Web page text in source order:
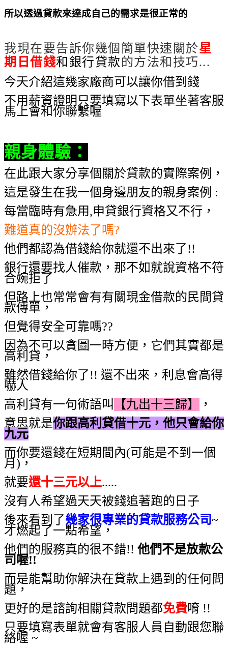
所以透過貸款來達成自己的需求是很正常的
我現在要告訴你幾個簡單快速關於星
期日借錢和銀行貸款的方法和技巧...
今天介紹這幾家廠商可以讓你借到錢
不用薪資證明只要填寫以下表單坐著客服
馬上會和你聯繫喔
親身體驗 ：
在此跟大家分享個關於貸款的實際案例，
這是發生在我一個身邊朋友的親身案例 :
每當臨時有急用,申貸銀行資格又不行，
難道真的沒辦法了嗎?
他們都認為借錢給你就還不出來了!!
銀行還要找人催款，那不如就說資格不符
合婉拒了
但路上也常常會有有關現金借款的民間貸
款傳單，
但覺得安全可靠嗎??
因為不可以貪圖一時方便，它們其實都是
高利貸，
雖然借錢給你了!! 還不出來，利息會高得
嚇人
高利貸有一句術語叫
【九出十三歸】
，
意思就是你跟高利貸借十元，他只會給你
九元
而你要還錢在短期間內(可能是不到一個
月)，
就要還十三元以上.....
沒有人希望過天天被錢追著跑的日子
後來看到了幾家很專業的貸款服務公司~
才燃起了一點希望，
他們的服務真的很不錯!! 他們不是放款公
司喔!!
而是能幫助你解決在貸款上遇到的任何問
題，
更好的是諮詢相關貸款問題都免費唷 !!
只要填寫表單就會有客服人員自動跟您聯
絡喔 ~